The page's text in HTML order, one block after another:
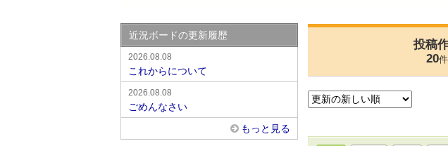
投稿
20件
近況ボードの更新履歴
2026.08.08
これからについて
2026.08.08
ごめんなさい
もっと見る